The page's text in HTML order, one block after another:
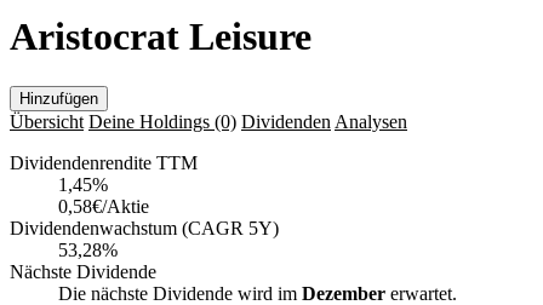
Aristocrat Leisure
Hinzufügen
Übersicht Deine Holdings (0) Dividenden Analysen
Dividendenrendite TTM
1,45%
0,58€/Aktie
Dividendenwachstum (CAGR 5Y)
53,28%
Nächste Dividende
Die nächste Dividende wird im Dezember erwartet.